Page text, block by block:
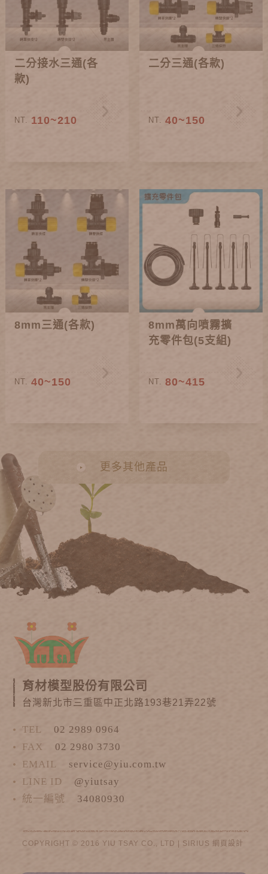
二分接水三通(各
款)
NT. 110~210
二分三通(各款)
NT. 40~150
8mm三通(各款)
NT. 40~150
8mm萬向噴霧擴
充零件包(5支組)
NT. 80~415
更多其他產品
育材模型股份有限公司
台灣新北市三重區中正北路193巷21弄22號
TEL
02 2989 0964
FAX
02 2980 3730
EMAIL
service@yiu.com.tw
LINE ID
@yiutsay
統一編號
34080930
COPYRIGHT © 2016 YIU TSAY CO., LTD | SIRIUS 網頁設計